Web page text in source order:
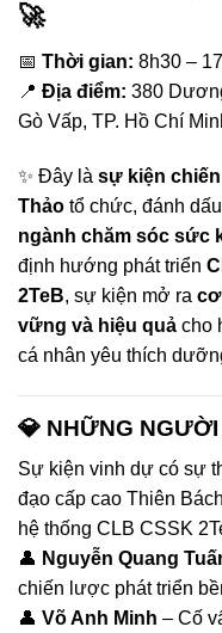
🚀
📅 Thời gian: 8h30 –
📍 Địa điểm: 380
Gò Vấp, TP. Hồ Chí
✨ Đây là sự kiện
Thảo tổ chức, đánh
ngành chăm sóc sức
định hướng phát triển
2TeB, sự kiện mở ra
vững và hiệu quả cho
cá nhân yêu thích
💎 NHỮNG
Sự kiện vinh dự có sự
đạo cấp cao Thiên
hệ thống CLB CSSK
👤 Nguyễn Quang
chiến lược phát triển
👤 Võ Anh Minh – Cố